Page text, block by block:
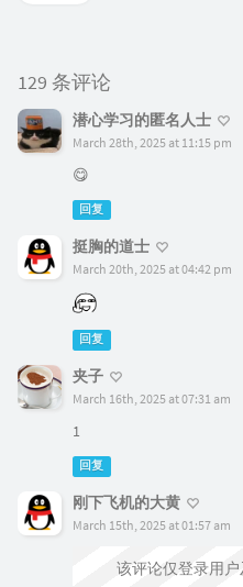
129 条评论
潜心学习的匿名人士
March 28th, 2025 at 11:15 pm
😋
回复
挺胸的道士
March 20th, 2025 at 04:42 pm
回复
夹子
March 16th, 2025 at 07:31 am
1
回复
刚下飞机的大黄
March 15th, 2025 at 01:57 am
该评论仅登录用